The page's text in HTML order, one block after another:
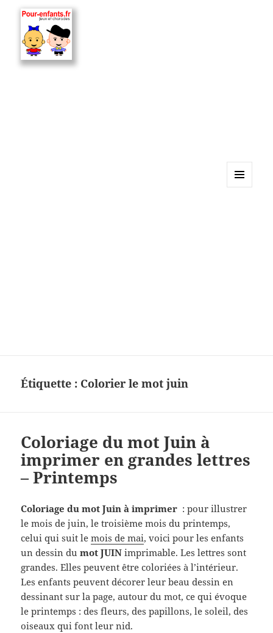
devinettes, pour enfants.
Étiquette : Colorier le mot juin
Coloriage du mot Juin à
imprimer en grandes lettres
– Printemps
Coloriage du mot Juin à imprimer : pour illustrer
le mois de juin, le troisième mois du printemps,
celui qui suit lemois de mai, voici pour les enfants
un dessin dumot JUIN imprimable. Les lettres sont
grandes. Elles peuvent être coloriées à l’intérieur.
Les enfants peuvent décorer leur beau dessin en
dessinant sur la page, autour du mot, ce qui évoque
le printemps : des fleurs, des papillons, le soleil, des
oiseaux qui font leur nid.